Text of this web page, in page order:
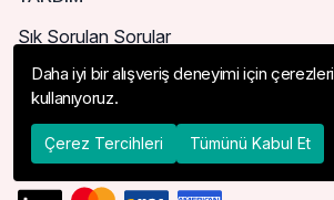
Sık Sorulan Sorular
Nasıl Sipariş Verebilirim?
Kargo ve Teslimat
İade, İptal ve Değişim
Daha iyi bir alışveriş deneyimi için çerezleri
kullanıyoruz.
Çerez Tercihleri Tümünü Kabul Et